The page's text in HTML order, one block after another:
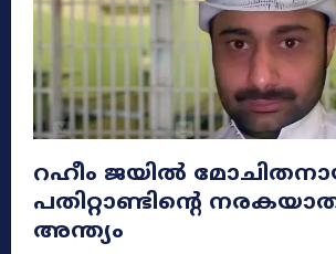
റഹീം ജയിൽ
പതിറ്റാണ്ടിന്റെ
അന്ത്യം